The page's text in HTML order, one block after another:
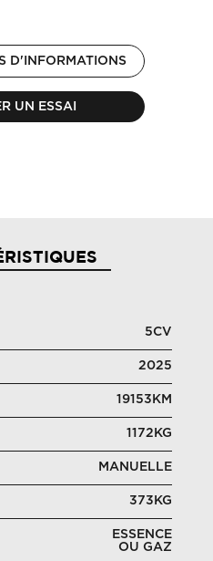
D'INFORMATIONS
UN ESSAI
5CV
2025
19153KM
1172KG
MANUELLE
373KG
ESSENCE
OU GAZ